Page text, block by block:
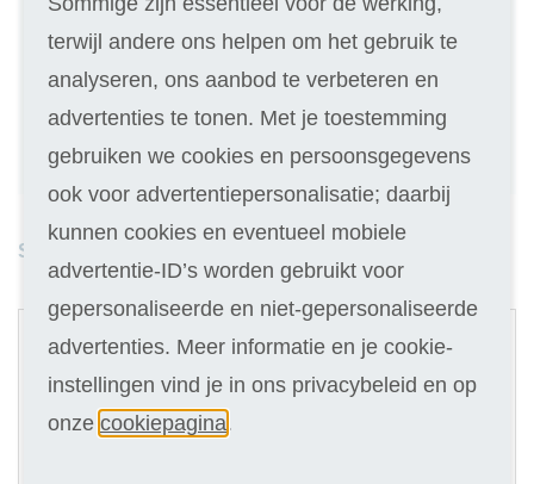
Geen inschrijfgeld (elders € 30,-)
14 dagen vrijblijvend proberen
Geld terug als je niet slaagt
Studieduur: 8 maanden
Digitale cursus
429
1
terwijl andere ons helpen om het gebruik te
analyseren, ons aanbod te verbeteren en
advertenties te tonen. Met je toestemming
gebruiken we cookies en persoonsgegevens
ook voor advertentiepersonalisatie; daarbij
kunnen cookies en eventueel mobiele
advertentie-ID’s worden gebruikt voor
gepersonaliseerde en niet-gepersonaliseerde
advertenties. Meer informatie en je cookie-
instellingen vind je in ons privacybeleid en op
onze cookiepagina .